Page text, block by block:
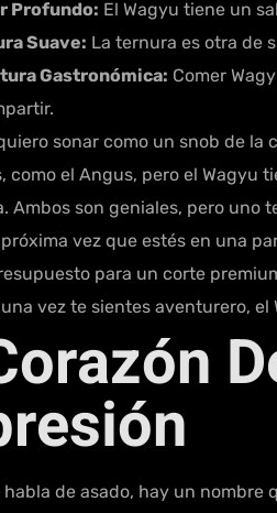
Profundo: El Wagyu tiene un
Suave: La ternura es otra de
Gastronómica: Comer
sonar como un snob de la
como el Angus, pero el Wagyu
Ambos son geniales, pero uno
vez que estés en una
para un corte
vez te sientes aventurero,
habla de asado, hay un nombre